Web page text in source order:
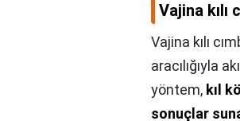
Vajina kılı
Vajina kılı
aracılığıyla
yöntem, kıl
sonuçlar